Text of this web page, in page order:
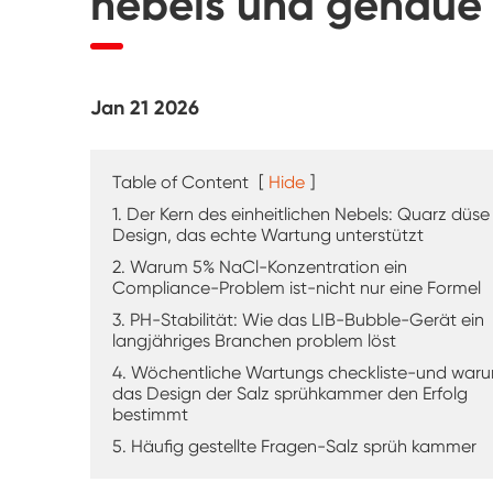
UV-Verwitterung tester
Begehbare Kammer
Spezielle Test kammer
IP-Test geräte
Jan 21 2026
Table of Content [ Hide ]
1. Der Kern des einheitlichen Nebels: Quarz düse
Design, das echte Wartung unterstützt
2. Warum 5% NaCl-Konzentration ein
Compliance-Problem ist-nicht nur eine Formel
3. PH-Stabilität: Wie das LIB-Bubble-Gerät ein
langjähriges Branchen problem löst
4. Wöchentliche Wartungs checkliste-und
das Design der Salz sprühkammer den Erfolg
bestimmt
5. Häufig gestellte Fragen-Salz sprüh kammer